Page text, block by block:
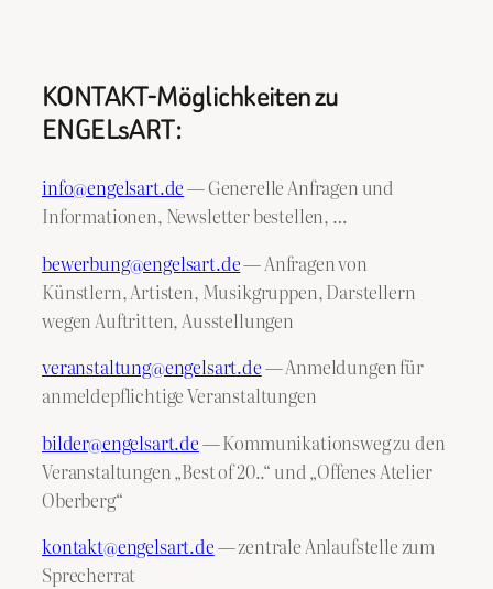
KONTAKT-Möglichkeiten zu
ENGELsART:
info@engelsart.de— Generelle Anfragen und
Informationen, Newsletter bestellen, …
bewerbung@engelsart.de— Anfragen von
Künstlern, Artisten, Musikgruppen, Darstellern
wegen Auftritten, Ausstellungen
veranstaltung@engelsart.de— Anmeldungen für
anmeldepflichtige Veranstaltungen
bilder@engelsart.de— Kommunikationsweg zu den
Veranstaltungen „Best of 20..“ und „Offenes Atelier
Oberberg“
kontakt@engelsart.de— zentrale Anlaufstelle zum
Sprecherrat